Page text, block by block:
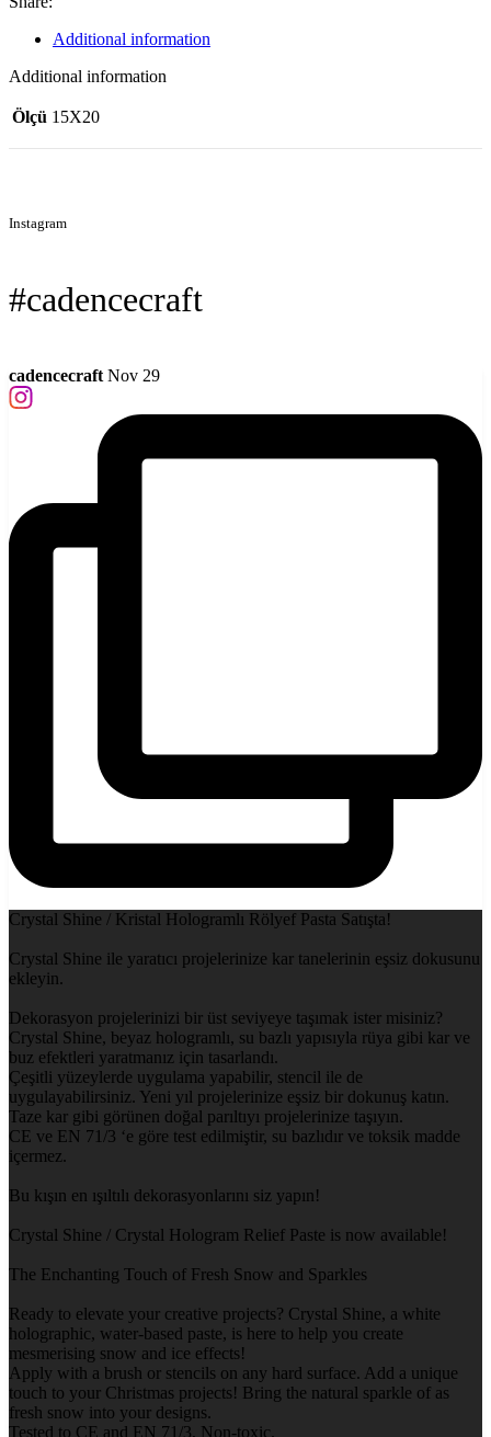
Additional information
Additional information
Ölçü 15X20
Instagram
#cadencecraft
cadencecraft Nov 29
Crystal Shine / Kristal Hologramlı Rölyef Pasta Satışta!
Crystal Shine ile yaratıcı projelerinize kar tanelerinin eşsiz dokusunu
ekleyin.
Dekorasyon projelerinizi bir üst seviyeye taşımak ister misiniz?
Crystal Shine, beyaz hologramlı, su bazlı yapısıyla rüya gibi kar ve
buz efektleri yaratmanız için tasarlandı.
Çeşitli yüzeylerde uygulama yapabilir, stencil ile de
uygulayabilirsiniz. Yeni yıl projelerinize eşsiz bir dokunuş katın.
Taze kar gibi görünen doğal parıltıyı projelerinize taşıyın.
CE ve EN 71/3 ‘e göre test edilmiştir, su bazlıdır ve toksik madde
içermez.
Bu kışın en ışıltılı dekorasyonlarını siz yapın!
Crystal Shine / Crystal Hologram Relief Paste is now available!
The Enchanting Touch of Fresh Snow and Sparkles
Ready to elevate your creative projects? Crystal Shine, a white
holographic, water-based paste, is here to help you create
mesmerising snow and ice effects!
Apply with a brush or stencils on any hard surface. Add a unique
touch to your Christmas projects! Bring the natural sparkle of as
fresh snow into your designs.
Tested to CE and EN 71/3, Non-toxic.